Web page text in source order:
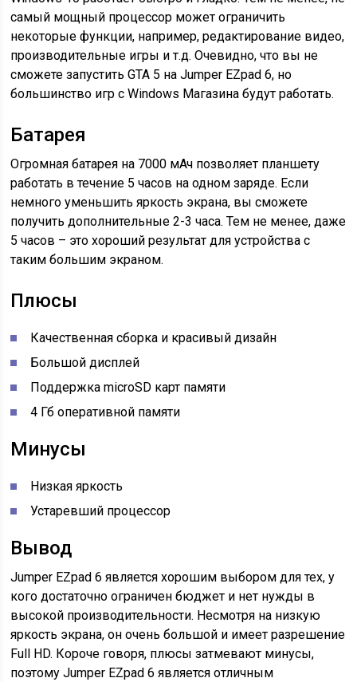
самый мощный процессор может ограничить
некоторые функции, например, редактирование видео,
производительные игры и т.д. Очевидно, что вы не
сможете запустить GTA 5 на Jumper EZpad 6, но
большинство игр с Windows Магазина будут работать.
Батарея
Огромная батарея на 7000 мАч позволяет планшету
работать в течение 5 часов на одном заряде. Если
немного уменьшить яркость экрана, вы сможете
получить дополнительные 2-3 часа. Тем не менее, даже
5 часов – это хороший результат для устройства с
таким большим экраном.
Плюсы
Качественная сборка и красивый дизайн
Большой дисплей
Поддержка microSD карт памяти
4 Гб оперативной памяти
Минусы
Низкая яркость
Устаревший процессор
Вывод
Jumper EZpad 6 является хорошим выбором для тех, у
кого достаточно ограничен бюджет и нет нужды в
высокой производительности. Несмотря на низкую
яркость экрана, он очень большой и имеет разрешение
Full HD. Короче говоря, плюсы затмевают минусы,
поэтому Jumper EZpad 6 является отличным